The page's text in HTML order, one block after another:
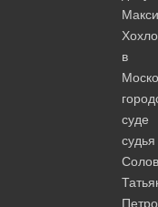
в
суде
судья